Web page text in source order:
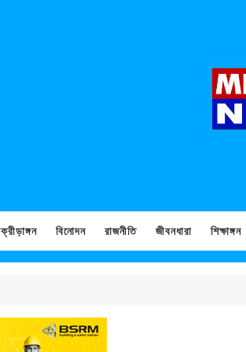
ক্রীড়াঙ্গন বিনোদন রাজনীতি জীবনধারা শিক্ষাঙ্গন